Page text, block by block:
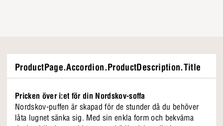
ProductPage.Accordion.ProductDescription.Title
Pricken över i:et för din Nordskov-soffa
Nordskov-puffen är skapad för de stunder då du behöver
låta lugnet sänka sig. Med sin enkla form och bekväma